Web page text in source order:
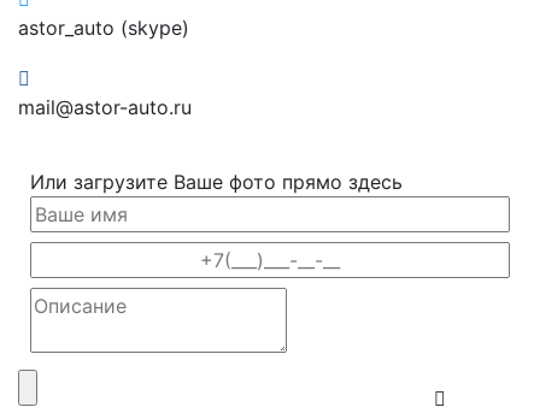
astor_auto (skype)
mail@astor-auto.ru
Или загрузите Ваше фото прямо здесь